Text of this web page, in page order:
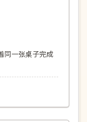
同一张桌子完成
131分钟